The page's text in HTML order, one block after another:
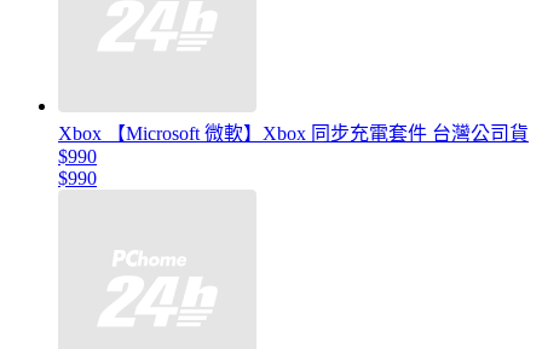
Xbox 【Microsoft 微軟】Xbox 同步充電套件 台灣公司貨
$990
$990